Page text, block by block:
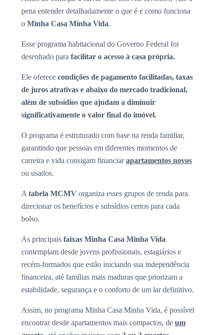
pena entender detalhadamente o que é e como funciona
o Minha Casa Minha Vida.
Esse programa habitacional do Governo Federal foi
desenhado para facilitar o acesso à casa própria.
Ele oferece condições de pagamento facilitadas, taxas
de juros atrativas e abaixo do mercado tradicional,
além de subsídios que ajudam a diminuir
significativamente o valor final do imóvel.
O programa é estruturado com base na renda familiar,
garantindo que pessoas em diferentes momentos de
carreira e vida consigam financiarapartamentos novos
ou usados.
A tabela MCMV organiza esses grupos de renda para
direcionar os benefícios e subsídios certos para cada
bolso.
As principais faixas Minha Casa Minha Vida
contemplam desde jovens profissionais, estagiários e
recém-formados que estão iniciando sua independência
financeira, até famílias mais maduras que priorizam a
estabilidade, segurança e o conforto de um lar definitivo.
Assim, no programa Minha Casa Minha Vida, é possível
encontrar desde apartamentos mais compactos, de um